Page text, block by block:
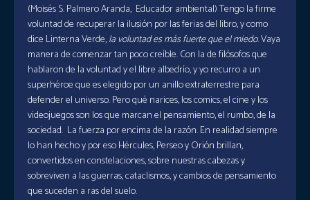
(Moisés S. Palmero Aranda, Educador ambiental) Tengo la firme
voluntad de recuperar la ilusión por las ferias del libro, y como
dice Linterna Verde,la voluntad es más fuerte que el miedo. Vaya
manera de comenzar tan poco creíble. Con la de filósofos que
hablaron de la voluntad y el libre albedrío, y yo recurro a un
superhéroe que es elegido por un anillo extraterrestre para
defender el universo. Pero qué narices, los comics, el cine y los
videojuegos son los que marcan el pensamiento, el rumbo, de la
sociedad. La fuerza por encima de la razón. En realidad siempre
lo han hecho y por eso Hércules, Perseo y Orión brillan,
convertidos en constelaciones, sobre nuestras cabezas y
sobreviven a las guerras, cataclismos, y cambios de pensamiento
que suceden a ras del suelo.